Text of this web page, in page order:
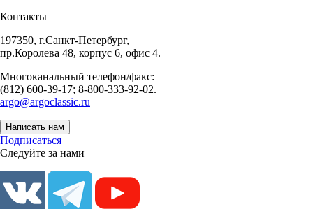
Контакты
197350, г.Санкт-Петербург,
пр.Королева 48, корпус 6, офис 4.
Многоканальный телефон/факс:
(812) 600-39-17; 8-800-333-92-02.
argo@argoclassic.ru
Написать нам
Подписаться
Следуйте за нами